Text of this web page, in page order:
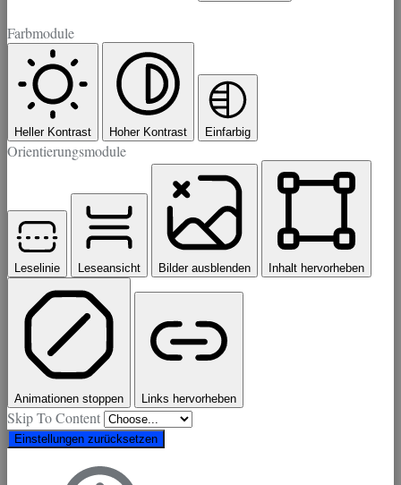
Farbmodule
Heller Kontrast Hoher Kontrast Einfarbig
Orientierungsmodule
Leselinie Leseansicht Bilder ausblenden Inhalt hervorheben
Animationen stoppen Links hervorheben
Skip To Content
Einstellungen zurücksetzen